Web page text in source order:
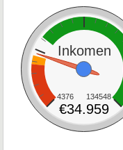
Inkomen
4376 134548
€34.959